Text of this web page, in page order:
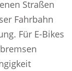
Straßen
Fahrbahn
Für E-Bikes